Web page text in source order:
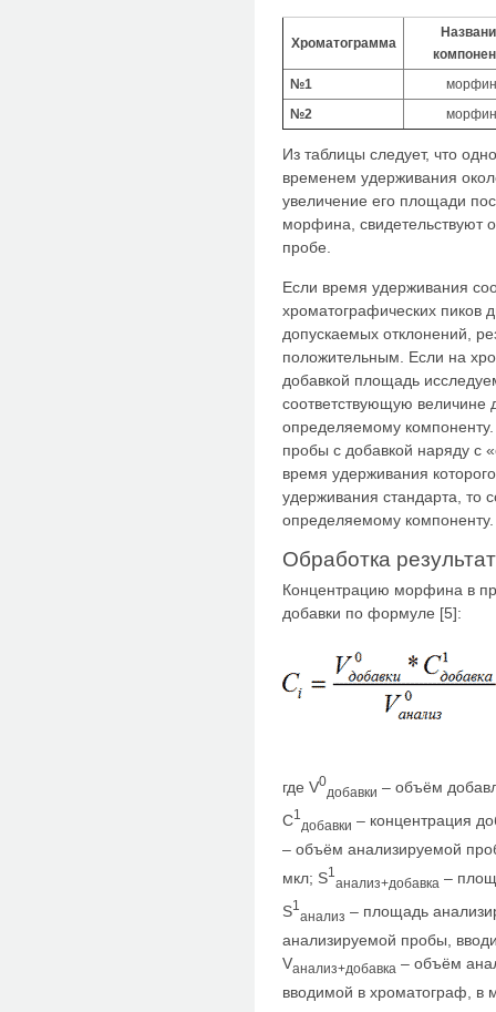
Хроматограмма
№1
морфин
№2
морфин
Из таблицы следует, что
временем удерживания
увеличение его площади
морфина, свидетельствуют
пробе.
Если время удерживания
хроматографических пиков
допускаемых отклонений,
положительным. Если на
добавкой площадь
соответствующую величине
определяемому
пробы с добавкой наряду с
время удерживания
удерживания стандарта, то
определяемому компоненту.
Обработка
Концентрацию морфина в
добавки по формуле [5]:
где V0
добавки – объём
C1
добавки – концентрация
– объём анализируемой
мкл; S1
анализ+добавка –
S1
анализ – площадь
анализируемой пробы,
Vанализ+добавка – объём
вводимой в хроматограф, в